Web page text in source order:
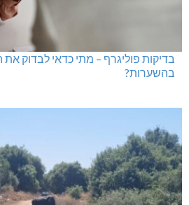
בדיקות פוליגרף – מתי כדאי לבדוק
בהשערות?